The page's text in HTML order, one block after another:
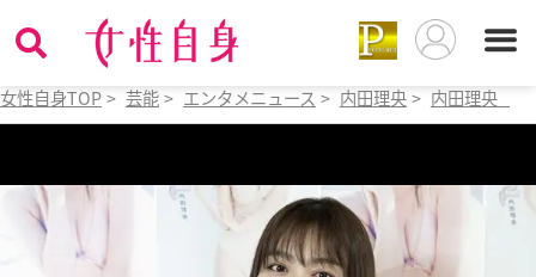
女性自身TOP > 芸能 > エンタメニュース > 内田理央 > 内田理央 人